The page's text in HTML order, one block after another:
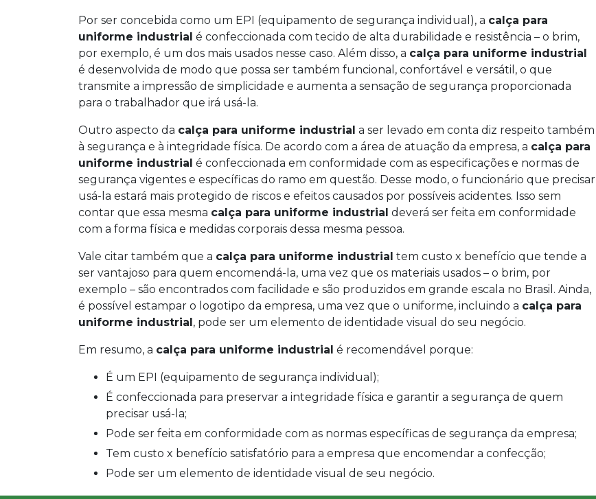
Por ser concebida como um EPI (equipamento de segurança individual), a calça para
uniforme industrial é confeccionada com tecido de alta durabilidade e resistência – o brim,
por exemplo, é um dos mais usados nesse caso. Além disso, a calça para uniforme industrial
é desenvolvida de modo que possa ser também funcional, confortável e versátil, o que
transmite a impressão de simplicidade e aumenta a sensação de segurança proporcionada
para o trabalhador que irá usá-la.
Outro aspecto da calça para uniforme industrial a ser levado em conta diz respeito também
à segurança e à integridade física. De acordo com a área de atuação da empresa, a calça para
uniforme industrial é confeccionada em conformidade com as especificações e normas de
segurança vigentes e específicas do ramo em questão. Desse modo, o funcionário que precisar
usá-la estará mais protegido de riscos e efeitos causados por possíveis acidentes. Isso sem
contar que essa mesma calça para uniforme industrial deverá ser feita em conformidade
com a forma física e medidas corporais dessa mesma pessoa.
Vale citar também que a calça para uniforme industrial tem custo x benefício que tende a
ser vantajoso para quem encomendá-la, uma vez que os materiais usados – o brim, por
exemplo – são encontrados com facilidade e são produzidos em grande escala no Brasil. Ainda,
é possível estampar o logotipo da empresa, uma vez que o uniforme, incluindo a calça para
uniforme industrial, pode ser um elemento de identidade visual do seu negócio.
Em resumo, a calça para uniforme industrial é recomendável porque:
É um EPI (equipamento de segurança individual);
É confeccionada para preservar a integridade física e garantir a segurança de quem
precisar usá-la;
Pode ser feita em conformidade com as normas específicas de segurança da empresa;
Tem custo x benefício satisfatório para a empresa que encomendar a confecção;
Pode ser um elemento de identidade visual de seu negócio.